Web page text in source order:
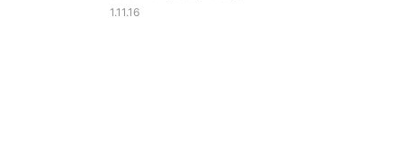
1.11.16